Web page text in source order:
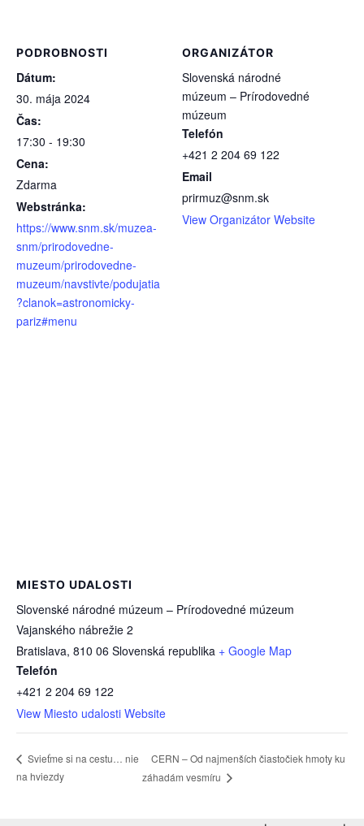
PODROBNOSTI
Dátum:
30. mája 2024
Čas:
17:30 - 19:30
Cena:
Zdarma
Webstránka:
https://www.snm.sk/muzea-
snm/prirodovedne-
muzeum/prirodovedne-
muzeum/navstivte/podujatia
?clanok=astronomicky-
pariz#menu
ORGANIZÁTOR
Slovenská národné
múzeum – Prírodovedné
múzeum
Telefón
+421 2 204 69 122
Email
prirmuz@snm.sk
View Organizátor Website
MIESTO UDALOSTI
Slovenské národné múzeum – Prírodovedné múzeum
Vajanského nábrežie 2
Bratislava, 810 06 Slovenská republika + Google Map
Telefón
+421 2 204 69 122
View Miesto udalosti Website
Svieťme si na cestu… nie
na hviezdy
CERN – Od najmenších čiastočiek hmoty ku
záhadám vesmíru